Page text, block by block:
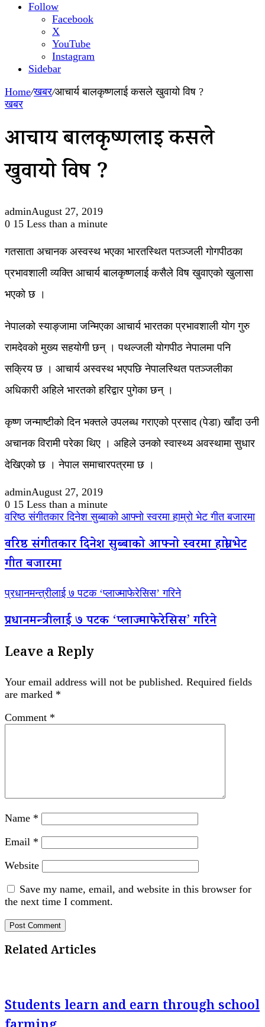
Follow
Facebook
X
YouTube
Instagram
Sidebar
Home/खबर/आचार्य बालकृष्णलाई कसले खुवायो विष ?
खबर
आचार्य बालकृष्णलाई कसले
खुवायो विष ?
adminAugust 27, 2019
0 15 Less than a minute
गतसाता अचानक अस्वस्थ भएका भारतस्थित पतञ्जली गोगपीठका
प्रभावशाली व्यक्ति आचार्य बालकृष्णलाई कसैले विष खुवाएको खुलासा
भएको छ ।
नेपालको स्याङ्जामा जन्मिएका आचार्य भारतका प्रभावशाली योग गुरु
रामदेवको मुख्य सहयोगी छन् । पथल्जली योगपीठ नेपालमा पनि
सक्रिय छ । आचार्य अस्वस्थ भएपछि नेपालस्थित पतञ्जलीका
अधिकारी अहिले भारतको हरिद्वार पुगेका छन् ।
कृष्ण जन्माष्टीको दिन भक्तले उपलब्ध गराएको प्रसाद (पेडा) खाँदा उनी
अचानक विरामी परेका थिए । अहिले उनको स्वास्थ्य अवस्थामा सुधार
देखिएको छ । नेपाल समाचारपत्रमा छ ।
adminAugust 27, 2019
0 15 Less than a minute
वरिष्ठ संगीतकार दिनेश सुब्बाको आफ्नो स्वरमा हाम्रो भेट गीत बजारमा
वरिष्ठ संगीतकार दिनेश सुब्बाको आफ्नो स्वरमा हाम्रो भेट
गीत बजारमा
प्रधानमन्त्रीलाई ७ पटक ‘प्लाज्माफेरेसिस’ गरिने
प्रधानमन्त्रीलाई ७ पटक ‘प्लाज्माफेरेसिस’ गरिने
Leave a Reply
Your email address will not be published. Required fields
are marked *
Comment *
Name *
Email *
Website
Save my name, email, and website in this browser for
the next time I comment.
Related Articles
Students learn and earn through school